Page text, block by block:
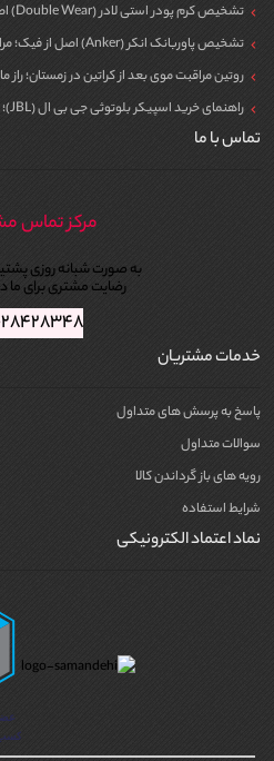
تشخیص کرم پودر استی لادر (Double Wear) اصل؛ معجزه کاور برای پوست
تشخیص پاوربانک انکر (Anker) اصل از فیک؛ مراقب باتری گوشی خود باشید!
روتین مراقبت موی بعد از کراتین در زمستان؛ راز
راهنمای خرید اسپیکر بلوتوثی جی بی ال (JBL)؛ تشخیص اصل از فیک برای مهمونی
تماس با ما
مرکز تماس
به صورت شبانه روزی
رضایت مشتری برای ما
۰۲۱-
خدمات مشتریان
پاسخ به پرسش های متداول
سوالات متداول
رویه های باز گرداندن کالا
شرایط استفاده
نماد اعتماد الکترونیکی